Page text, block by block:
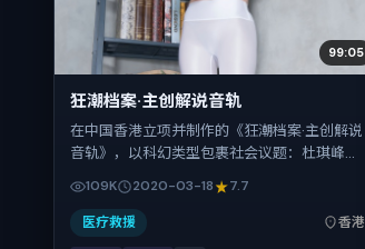
99:05
狂潮档案·主创解说音轨
在中国香港立项并制作的《狂潮档案·主创解说
音轨》，以科幻类型包裹社会议题：杜琪峰擅
梅、齐溪、任素汐的对手戏为看点之一。上映
时间：2020-03-18；片长112分钟；适合关注
109K 2020-03-18 7.7
医疗救援 香港